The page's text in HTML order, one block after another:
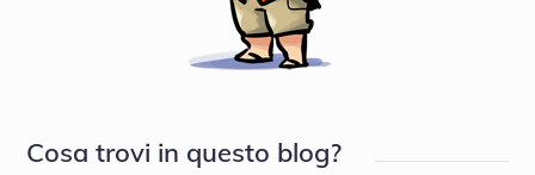
Cosa trovi in questo blog?